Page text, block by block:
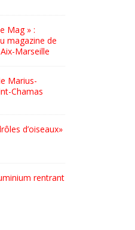
Provence
en toute
Provence –
l’expo